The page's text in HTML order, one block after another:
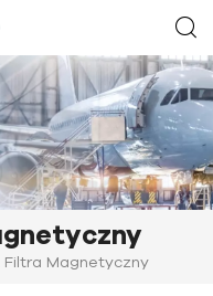
Filtra Magnetyczny